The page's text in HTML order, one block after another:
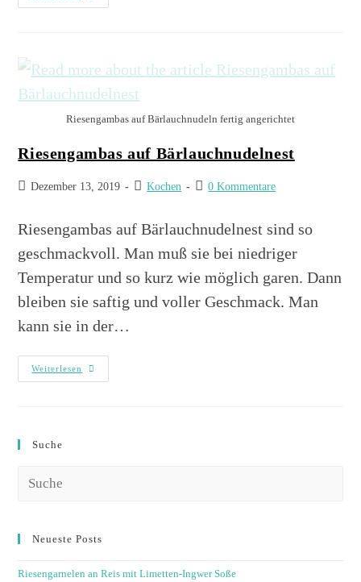
Riesengambas auf Bärlauchnudeln fertig angerichtet
Riesengambas auf Bärlauchnudelnest
Dezember 13, 2019 Kochen 0 Kommentare
Riesengambas auf Bärlauchnudelnest sind so
geschmackvoll. Man muß sie bei niedriger
Temperatur und so kurz wie möglich garen. Dann
bleiben sie saftig und voller Geschmack. Man
kann sie in der…
Weiterlesen
Suche
Neueste Posts
Riesengarnelen an Reis mit Limetten-Ingwer Soße